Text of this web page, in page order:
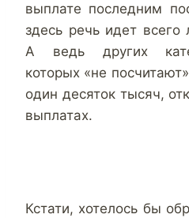
выплате последним
здесь речь идет
А ведь других
которых «не
один десяток тысяч,
выплатах.
Кстати, хотелось бы